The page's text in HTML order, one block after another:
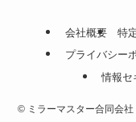
会社概要 特
プライバシー
情報セ
© ミラーマスター合同会